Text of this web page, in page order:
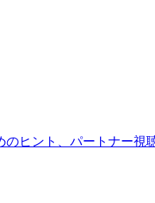
ヒント、パートナー視